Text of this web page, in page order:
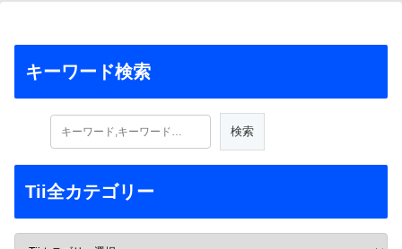
キーワード検索
Tii全カテゴリー